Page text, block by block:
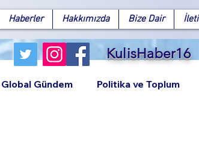
Haberler Hakkımızda Bize Dair
KulisHaber16
Global Gündem Politika ve Toplum